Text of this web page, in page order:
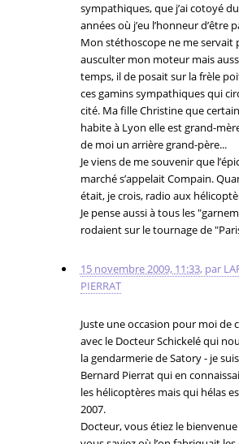
sympathiques, que j’ai cotoyé
années où j’eu l’honneur d’être
Mon stéthoscope ne me servait
ausculter mon moteur mais
temps, il de posait sur la frèle
ces gamins sympathiques qui
cité. Ma fille Christine que
habite à Lyon elle est grand-
de moi un arrière grand-père...
Je viens de me souvenir que
marché s’appelait Compain.
était, je crois, radio aux
Je pense aussi à tous les
rodaient sur le tournage de
15 novembre 2009, 11:33, par
PIERRAT
Juste une occasion pour moi de
avec le Docteur Schickelé qui
la gendarmerie de Satory - je
Bernard Pierrat qui en
les hélicoptères mais qui hélas
2007.
Docteur, vous étiez le